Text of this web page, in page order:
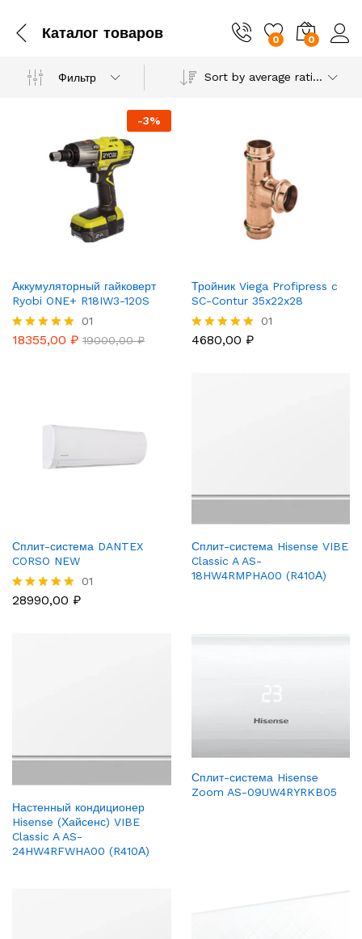
Каталог товаров 0 0
Фильтр Sort by average rating
-3%
Аккумуляторный гайковерт
Ryobi ONE+ R18IW3-120S
Rated
01
18355,00 ₽ 19000,00₽
Тройник Viega Profipress c
SC-Contur 35x22x28
Rated
01
4680,00 ₽
Сплит-система DANTEX
CORSO NEW
Rated
01
28990,00 ₽
Сплит-система Hisense VIBE
Classic A AS-
18HW4RMPHA00 (R410А)
Настенный кондиционер
Hisense (Хайсенс) VIBE
Classic A AS-
24HW4RFWHA00 (R410А)
Сплит-система Hisense
Zoom AS-09UW4RYRKB05